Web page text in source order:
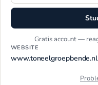
Gratis account —
WEBSITE
www.toneelgroepbende.nl